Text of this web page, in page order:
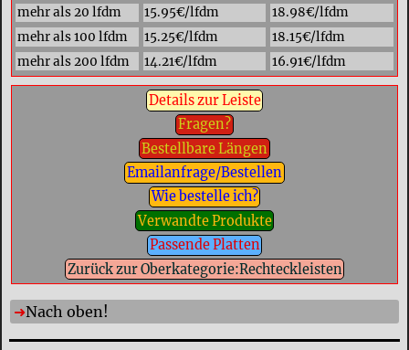
mehr als 20 lfdm
15.95€/lfdm
18.98€/lfdm
mehr als 100 lfdm
15.25€/lfdm
18.15€/lfdm
mehr als 200 lfdm
14.21€/lfdm 16.91€/lfdm
Details zur Leiste
Fragen?
Bestellbare Längen
Emailanfrage/Bestellen
Wie bestelle ich?
Verwandte Produkte
Passende Platten
Zurück zur Oberkategorie:Rechteckleisten
Nach oben!